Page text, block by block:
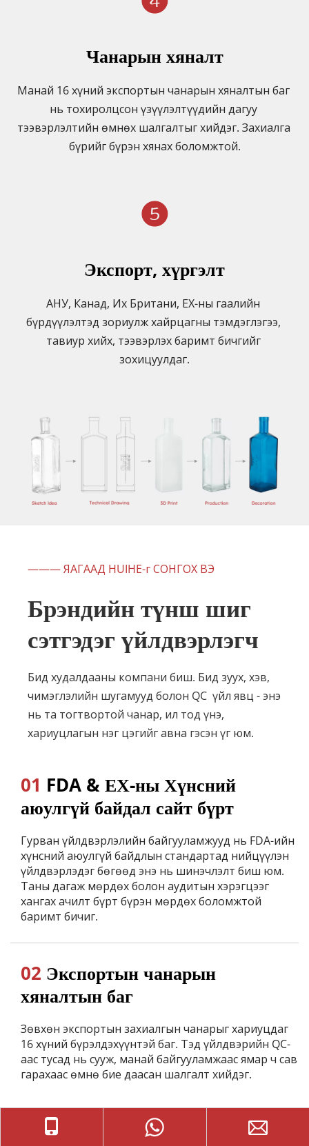
Чанарын хяналт
Манай 16 хүний ​​​​экспортын чанарын хяналтын баг
нь тохиролцсон үзүүлэлтүүдийн дагуу
тээвэрлэлтийн өмнөх шалгалтыг хийдэг. Захиалга
бүрийг бүрэн хянах боломжтой.
Экспорт, хүргэлт
АНУ, Канад, Их Британи, ЕХ-ны гаалийн
бүрдүүлэлтэд зориулж хайрцагны тэмдэглэгээ,
тавиур хийх, тээвэрлэх баримт бичгийг
зохицуулдаг.
——— ЯАГААД HUIHE-г СОНГОХ ВЭ
Брэндийн түнш шиг
сэтгэдэг үйлдвэрлэгч
Бид худалдааны компани биш. Бид зуух, хэв,
чимэглэлийн шугамууд болон QC үйл явц - энэ
нь та тогтвортой чанар, ил тод үнэ,
хариуцлагын нэг цэгийг авна гэсэн үг юм.
01 FDA & ЕХ-ны Хүнсний
аюулгүй байдал сайт бүрт
Гурван үйлдвэрлэлийн байгууламжууд нь FDA-ийн
хүнсний аюулгүй байдлын стандартад нийцүүлэн
үйлдвэрлэдэг бөгөөд энэ нь шинэчлэлт биш юм.
Таны дагаж мөрдөх болон аудитын хэрэгцээг
хангах ачилт бүрт бүрэн мөрдөх боломжтой
баримт бичиг.
02 Экспортын чанарын
хяналтын баг
Зөвхөн экспортын захиалгын чанарыг хариуцдаг
16 хүний ​​бүрэлдэхүүнтэй баг. Тэд үйлдвэрийн QC-
аас тусад нь сууж, манай байгууламжаас ямар ч сав
гарахаас өмнө бие даасан шалгалт хийдэг.